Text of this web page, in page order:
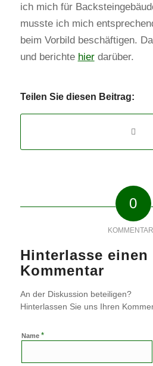
ich mich für
musste ich mich
beim Vorbild beschäftigen.
und berichte hierdarüber.
Teilen Sie diesen Beitrag:
0
Hinterlasse einen
Kommentar
An der Diskussion beteiligen?
Hinterlassen Sie uns Ihren
Name *